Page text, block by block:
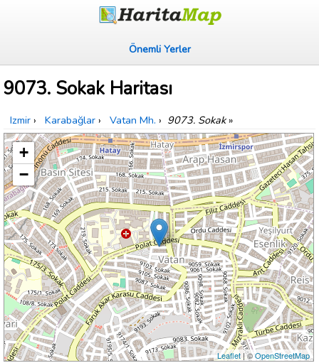
Önemli Yerler
9073. Sokak Haritası
Izmir › Karabağlar › Vatan Mh. › 9073. Sokak»
+
−
Leaflet| ©OpenStreetMap